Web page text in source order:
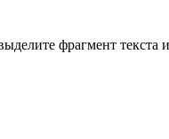
фрагмент текста